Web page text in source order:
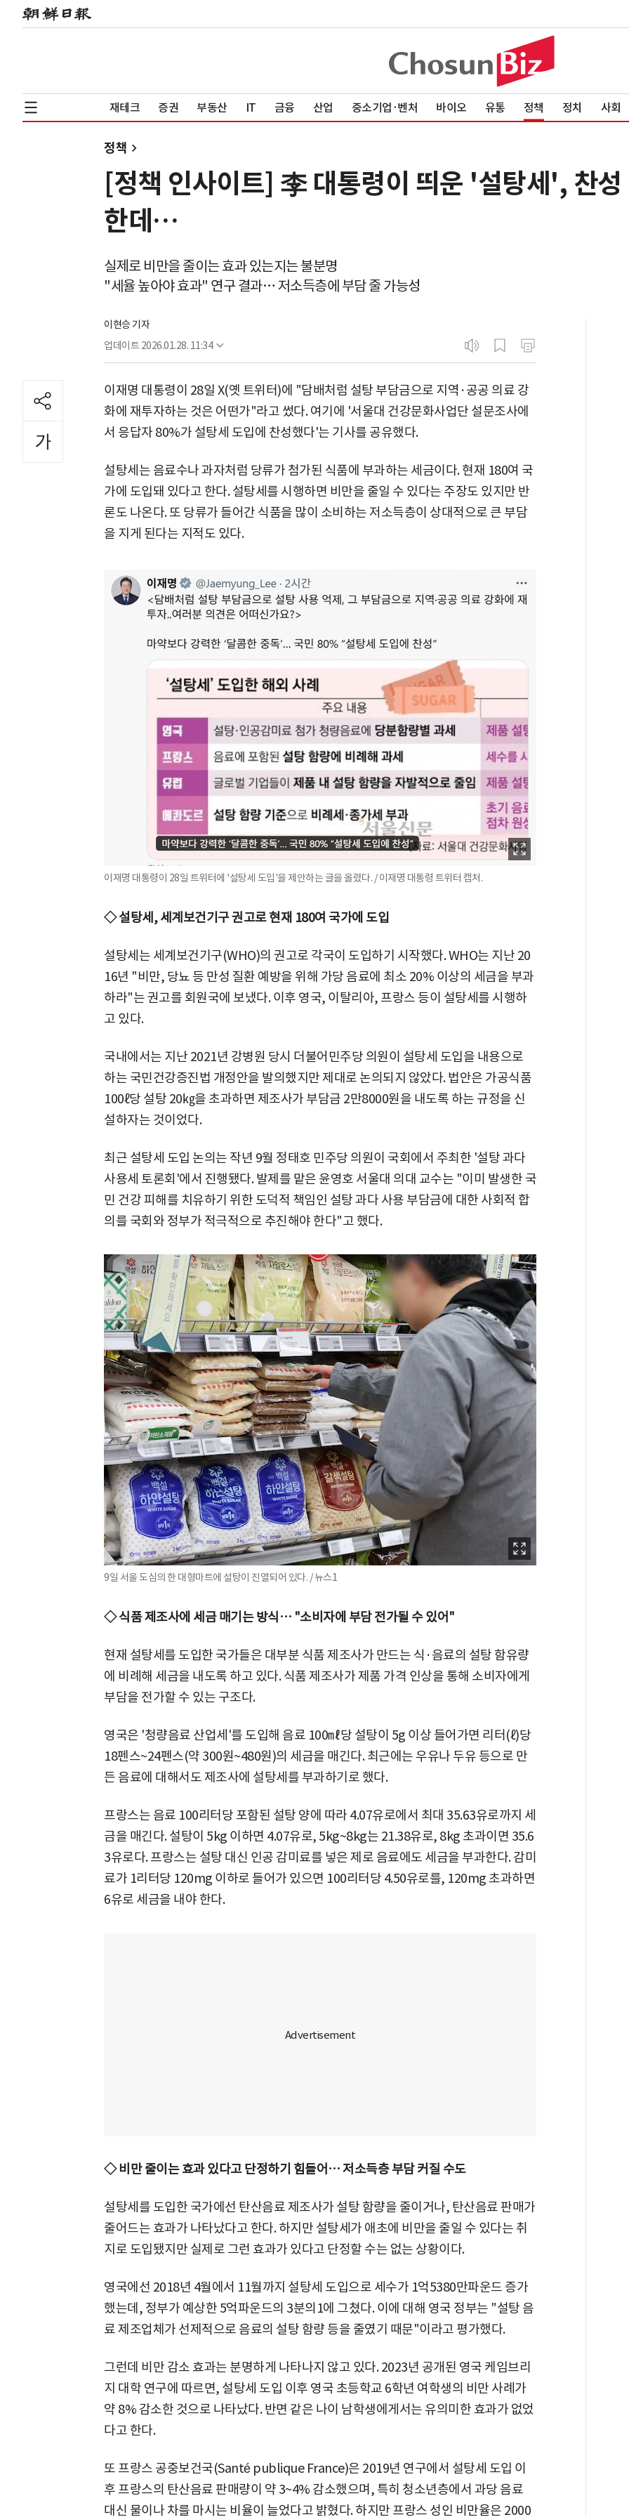
재테크 증권 부동산 IT 금융 산업 중소기업·벤처 바이오 유통 정책 정치 사회
정책
[정책 인사이트] 李 대통령이 띄운 '설탕세', 찬
한데…
실제로 비만을 줄이는 효과 있는지는 불분명
"세율 높아야 효과" 연구 결과… 저소득층에 부담 줄 가능성
이현승 기자
업데이트 2026.01.28. 11:34
이재명 대통령이 28일 X(옛 트위터)에 "담배처럼 설탕 부담금으로 지역·공공 의료 강
화에 재투자하는 것은 어떤가"라고 썼다. 여기에 '서울대 건강문화사업단 설문조사에
서 응답자 80%가 설탕세 도입에 찬성했다'는 기사를 공유했다.
설탕세는 음료수나 과자처럼 당류가 첨가된 식품에 부과하는 세금이다. 현재 180여 국
가에 도입돼 있다고 한다. 설탕세를 시행하면 비만을 줄일 수 있다는 주장도 있지만 반
론도 나온다. 또 당류가 들어간 식품을 많이 소비하는 저소득층이 상대적으로 큰 부담
을 지게 된다는 지적도 있다.
이재명 대통령이 28일 트위터에 '설탕세 도입'을 제안하는 글을 올렸다. / 이재명 대통령 트위터 캡처.
◇ 설탕세, 세계보건기구 권고로 현재 180여 국가에 도입
설탕세는 세계보건기구(WHO)의 권고로 각국이 도입하기 시작했다. WHO는 지난 20
16년 "비만, 당뇨 등 만성 질환 예방을 위해 가당 음료에 최소 20% 이상의 세금을 부과
하라"는 권고를 회원국에 보냈다. 이후 영국, 이탈리아, 프랑스 등이 설탕세를 시행하
고 있다.
국내에서는 지난 2021년 강병원 당시 더불어민주당 의원이 설탕세 도입을 내용으로
하는 국민건강증진법 개정안을 발의했지만 제대로 논의되지 않았다. 법안은 가공식품
100ℓ당 설탕 20㎏을 초과하면 제조사가 부담금 2만8000원을 내도록 하는 규정을 신
설하자는 것이었다.
최근 설탕세 도입 논의는 작년 9월 정태호 민주당 의원이 국회에서 주최한 '설탕 과다
사용세 토론회'에서 진행됐다. 발제를 맡은 윤영호 서울대 의대 교수는 "이미 발생한 국
민 건강 피해를 치유하기 위한 도덕적 책임인 설탕 과다 사용 부담금에 대한 사회적 합
의를 국회와 정부가 적극적으로 추진해야 한다"고 했다.
9일 서울 도심의 한 대형마트에 설탕이 진열되어 있다. / 뉴스1
◇ 식품 제조사에 세금 매기는 방식… "소비자에 부담 전가될 수 있어"
현재 설탕세를 도입한 국가들은 대부분 식품 제조사가 만드는 식·음료의 설탕 함유량
에 비례해 세금을 내도록 하고 있다. 식품 제조사가 제품 가격 인상을 통해 소비자에게
부담을 전가할 수 있는 구조다.
영국은 '청량음료 산업세'를 도입해 음료 100㎖당 설탕이 5g 이상 들어가면 리터(ℓ)당
18펜스~24펜스(약 300원~480원)의 세금을 매긴다. 최근에는 우유나 두유 등으로 만
든 음료에 대해서도 제조사에 설탕세를 부과하기로 했다.
프랑스는 음료 100리터당 포함된 설탕 양에 따라 4.07유로에서 최대 35.63유로까지 세
금을 매긴다. 설탕이 5kg 이하면 4.07유로, 5kg~8kg는 21.38유로, 8kg 초과이면 35.6
3유로다. 프랑스는 설탕 대신 인공 감미료를 넣은 제로 음료에도 세금을 부과한다. 감미
료가 1리터당 120mg 이하로 들어가 있으면 100리터당 4.50유로를, 120mg 초과하면
6유로 세금을 내야 한다.
◇ 비만 줄이는 효과 있다고 단정하기 힘들어… 저소득층 부담 커질 수도
설탕세를 도입한 국가에선 탄산음료 제조사가 설탕 함량을 줄이거나, 탄산음료 판매가
줄어드는 효과가 나타났다고 한다. 하지만 설탕세가 애초에 비만을 줄일 수 있다는 취
지로 도입됐지만 실제로 그런 효과가 있다고 단정할 수는 없는 상황이다.
영국에선 2018년 4월에서 11월까지 설탕세 도입으로 세수가 1억5380만파운드 증가
했는데, 정부가 예상한 5억파운드의 3분의1에 그쳤다. 이에 대해 영국 정부는 "설탕 음
료 제조업체가 선제적으로 음료의 설탕 함량 등을 줄였기 때문"이라고 평가했다.
그런데 비만 감소 효과는 분명하게 나타나지 않고 있다. 2023년 공개된 영국 케임브리
지 대학 연구에 따르면, 설탕세 도입 이후 영국 초등학교 6학년 여학생의 비만 사례가
약 8% 감소한 것으로 나타났다. 반면 같은 나이 남학생에게서는 유의미한 효과가 없었
다고 한다.
또 프랑스 공중보건국(Santé publique France)은 2019년 연구에서 설탕세 도입 이
후 프랑스의 탄산음료 판매량이 약 3~4% 감소했으며, 특히 청소년층에서 과당 음료
대신 물이나 차를 마시는 비율이 늘었다고 밝혔다. 하지만 프랑스 성인 비만율은 2000